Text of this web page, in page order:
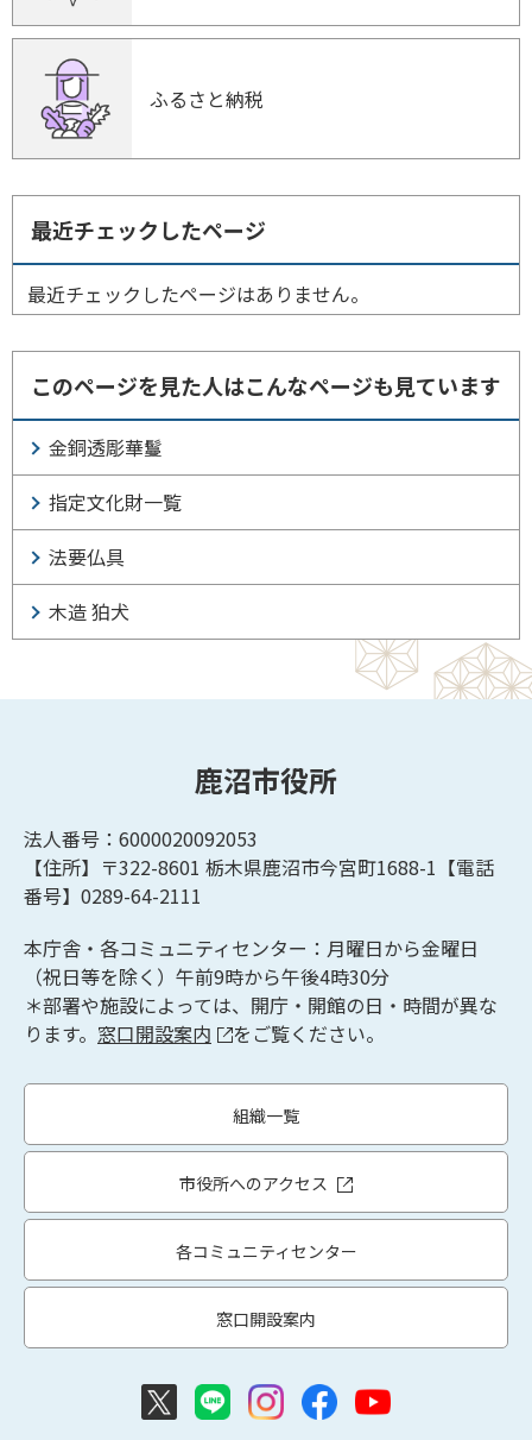
ふるさと納税
最近チェックしたページ
最近チェックしたページはありません。
このページを見た人はこんなページも見ています
金銅透彫華鬘
指定文化財一覧
法要仏具
木造 狛犬
鹿沼市役所
法人番号：6000020092053
【住所】〒322-8601 栃木県鹿沼市今宮町1688-1【電話
番号】0289-64-2111
本庁舎・各コミュニティセンター：月曜日から金曜日
（祝日等を除く）午前9時から午後4時30分
＊部署や施設によっては、開庁・開館の日・時間が異な
ります。 窓口開設案内 をご覧ください。
組織一覧
市役所へのアクセス
各コミュニティセンター
窓口開設案内